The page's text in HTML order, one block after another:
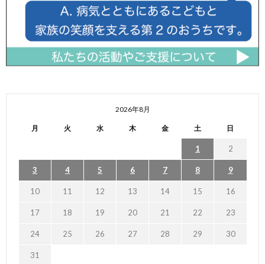
2026年8月
月 火 水 木 金 土 日
1 2
3 4 5 6 7 8 9
10 11 12 13 14 15 16
17 18 19 20 21 22 23
24 25 26 27 28 29 30
31